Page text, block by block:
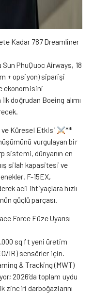
Kadar 787 Dreamliner
PhuQuoc Airways, 18
+ opsiyon) siparişi
ekonomisini
doğrudan Boeing alımı
ve Küresel Etkisi
**
vurgulayan bir
sistemi, dünyanın en
silah kapasitesi ve
F-15EX,
acil ihtiyaçlara hızlı
güçlü parçası.
Force Füze Uyarısı
sq ft yeni üretim
IR) sensörler için.
& Tracking (MWT)
2026’da toplam uydu
zinciri darboğazlarını